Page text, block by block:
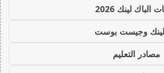
الباك لينك 2026
وجيست بوست
مصادر التعليم